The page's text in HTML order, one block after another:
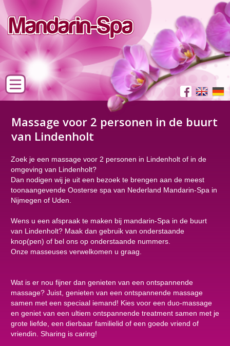
Massage voor 2 personen in de buurt
van Lindenholt
Zoek je een massage voor 2 personen in Lindenholt of in de
omgeving van Lindenholt?
Dan nodigen wij je uit een bezoek te brengen aan de meest
toonaangevende Oosterse spa van Nederland Mandarin-Spa in
Nijmegen of Uden.
Wens u een afspraak te maken bij mandarin-Spa in de buurt
van Lindenholt? Maak dan gebruik van onderstaande
knop(pen) of bel ons op onderstaande nummers.
Onze masseuses verwelkomen u graag.
Wat is er nou fijner dan genieten van een ontspannende
massage? Juist, genieten van een ontspannende massage
samen met een speciaal iemand! Kies voor een duo-massage
en geniet van een ultiem ontspannende treatment samen met je
grote liefde, een dierbaar familielid of een goede vriend of
vriendin. Sharing is caring!